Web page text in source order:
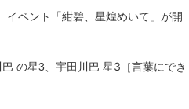
イベント「紺碧、星煌めいて」が開
の星3、宇田川巴 星3［言葉にでき